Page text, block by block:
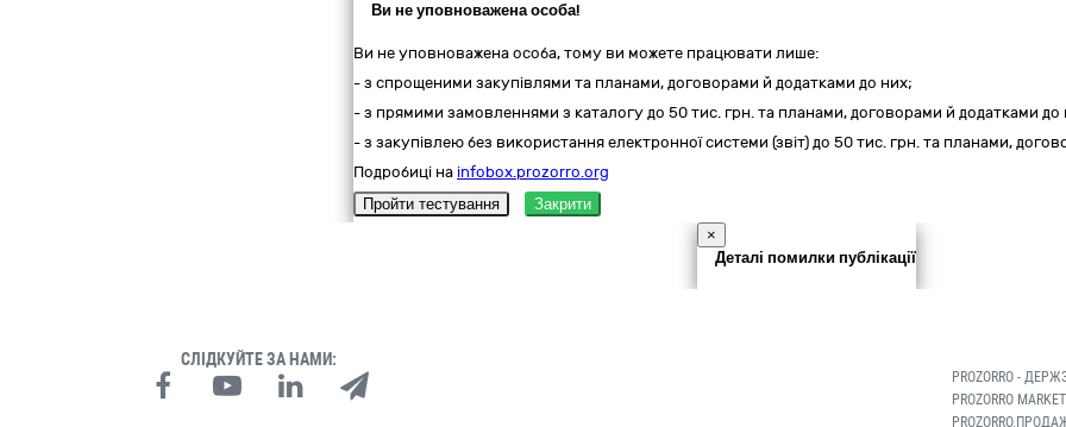
Ви не уповноважена особа!
Ви не уповноважена особа, тому ви можете працювати лише:
- з спрощеними закупівлями та планами, договорами й додатками до них;
- з прямими замовленнями з каталогу до 50 тис. грн. та планами, договорами й додатками до
- з закупівлею без використання електронної системи (звіт) до 50 тис. грн. та планами,
Подробиці на infobox.prozorro.org
Пройти тестування
Закрити
×
Деталі помилки публікації
СЛІДКУЙТЕ ЗА НАМИ:
PROZORRO -
PROZORRO MARKET